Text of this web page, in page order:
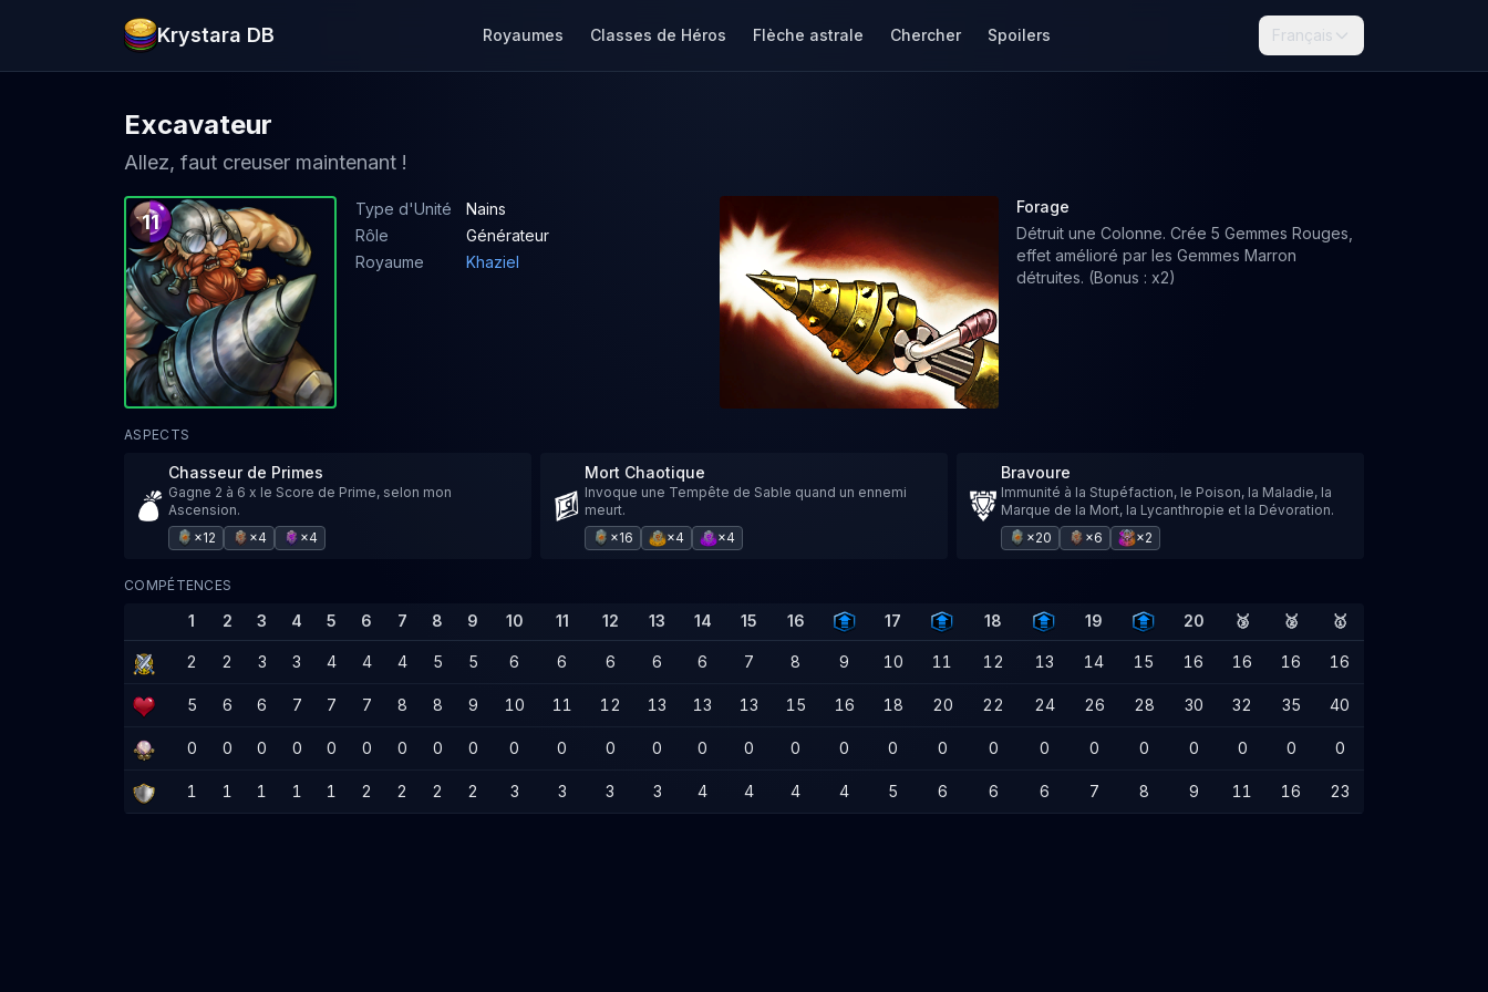
Krystara DB Royaumes Classes de Héros Flèche astrale Chercher Spoilers Français
Excavateur
Allez, faut creuser maintenant !
11
Type d'Unité
Nains
Rôle
Générateur
Royaume
Khaziel
Forage
Détruit une Colonne. Crée 5 Gemmes Rouges,
effet amélioré par les Gemmes Marron
détruites. (Bonus : x2)
ASPECTS
Chasseur de Primes
Gagne 2 à 6 x le Score de Prime, selon mon
Ascension.
×12
×4 ×4
Mort Chaotique
Invoque une Tempête de Sable quand un ennemi
meurt.
×16
×4 ×4
Bravoure
Immunité à la Stupéfaction, le Poison, la Maladie, la
Marque de la Mort, la Lycanthropie et la Dévoration.
×20
×6 ×2
COMPÉTENCES
1 2 3 4 5 6 7 8 9 10 11 12 13 14 15 16 17 18 19 20 🥉 🥈 🥇
2 2 3 3 4 4 4 5 5 6 6 6 6 6 7 8 9 10 11 12 13 14 15 16 16 16 16
5 6 6 7 7 7 8 8 9 10 11 12 13 13 13 15 16 18 20 22 24 26 28 30 32 35 40
0 0 0 0 0 0 0 0 0 0 0 0 0 0 0 0 0 0 0 0 0 0 0 0 0 0 0
1 1 1 1 1 2 2 2 2 3 3 3 3 4 4 4 4 5 6 6 6 7 8 9 11 16 23